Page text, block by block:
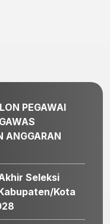
PEGAWAI
ANGGARAN
Seleksi
Kota